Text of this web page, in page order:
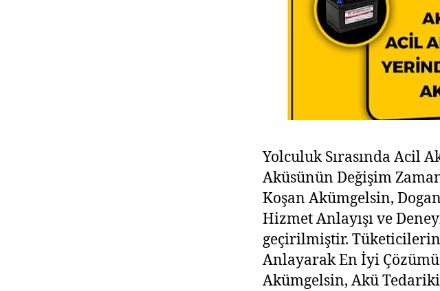
Yolculuk Sırasında Acil
Aküsünün Değişim
Koşan Akümgelsin,
Hizmet Anlayışı ve
geçirilmiştir.
Anlayarak En İyi
Akümgelsin, Akü